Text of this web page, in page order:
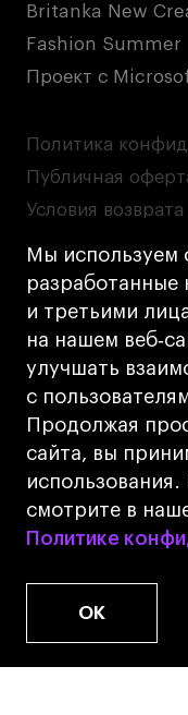
Мы используем
и третьими
на нашем
улучшать
с
Продолжая
сайта, вы
смотрите в
Политике
Политике
OK
Britanka New
Fashion Summer
Проект с
© 2026 БВШД
Политика
Публичная
Условия возврата
Кредит на
Лицензия на
деятельности
Университет»
Карта сайта
Дизайн
Разработка